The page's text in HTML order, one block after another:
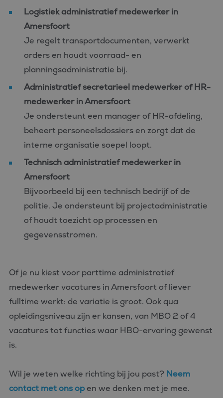
Logistiek administratief medewerker in
Amersfoort
Je regelt transportdocumenten, verwerkt
orders en houdt voorraad- en
planningsadministratie bij.
Administratief secretarieel medewerker of HR-
medewerker in Amersfoort
Je ondersteunt een manager of HR-afdeling,
beheert personeelsdossiers en zorgt dat de
interne organisatie soepel loopt.
Technisch administratief medewerker in
Amersfoort
Bijvoorbeeld bij een technisch bedrijf of de
politie. Je ondersteunt bij projectadministratie
of houdt toezicht op processen en
gegevensstromen.
Of je nu kiest voor parttime administratief
medewerker vacatures in Amersfoort of liever
fulltime werkt: de variatie is groot. Ook qua
opleidingsniveau zijn er kansen, van MBO 2 of 4
vacatures tot functies waar HBO-ervaring gewenst
is.
Wil je weten welke richting bij jou past? Neem
contact met ons open we denken met je mee.